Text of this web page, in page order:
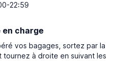
22:59
en charge
vos bagages, sortez par la
à droite en suivant les